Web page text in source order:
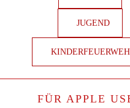
JUGEND
FÜR APPLE